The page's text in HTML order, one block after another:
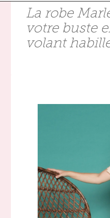
La robe
votre buste
volant